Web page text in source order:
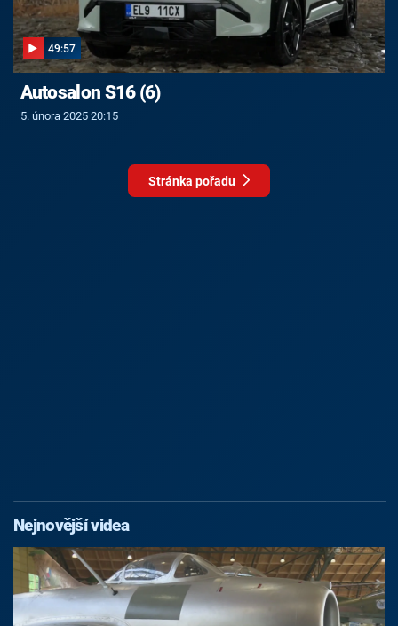
49:57
Autosalon S16 (6)
5. února 2025 20:15
Stránka pořadu
Nejnovější videa